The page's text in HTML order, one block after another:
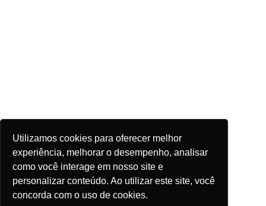
Utilizamos cookies para oferecer melhor
experiência, melhorar o desempenho, analisar
como você interage em nosso site e
personalizar conteúdo. Ao utilizar este site, você
concorda com o uso de cookies.